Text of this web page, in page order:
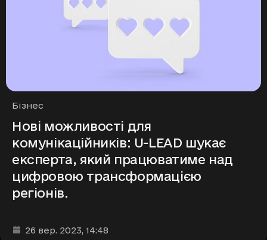
Рубрики
Бізнес
Нові можливості для
комунікаційників: U-LEAD шукає
експерта, який працюватиме над
цифровою трансформацією
регіонів.
Дата та час публікації
26 вер. 2023, 14:48